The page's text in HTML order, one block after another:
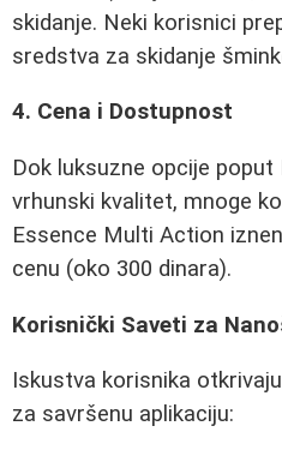
skidanje. Neki korisnici
sredstva za skidanje
4. Cena i Dostupnost
Dok luksuzne opcije
vrhunski kvalitet, mnoge
Essence Multi Action
cenu (oko 300 dinara).
Korisnički Saveti za
Iskustva korisnika
za savršenu aplikaciju: